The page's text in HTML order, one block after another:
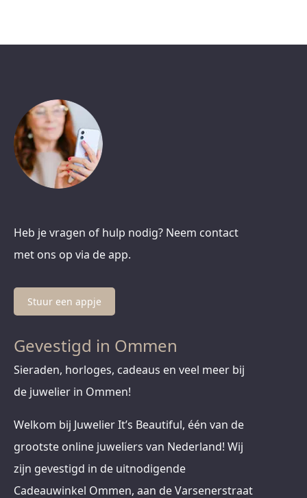
Heb je vragen of hulp nodig? Neem contact
met ons op via de app.
Stuur een appje
Gevestigd in Ommen
Sieraden, horloges, cadeaus en veel meer bij
de juwelier in Ommen!
Welkom bij Juwelier It’s Beautiful, één van de
grootste online juweliers van Nederland! Wij
zijn gevestigd in de uitnodigende
Cadeauwinkel Ommen, aan de Varsenerstraat